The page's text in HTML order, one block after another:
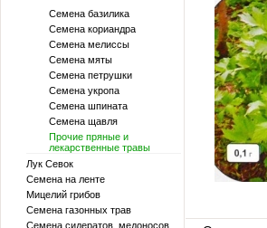
Семена базилика
Семена кориандра
Семена мелиссы
Семена мяты
Семена петрушки
Семена укропа
Семена шпината
Семена щавля
Прочие пряные и
лекарственные травы
Лук Севок
Семена на ленте
Мицелий грибов
Семена газонных трав
Семена сидератов, медоносов